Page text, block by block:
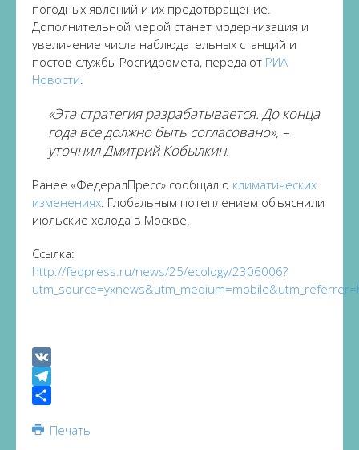
погодных явлений и их предотвращение.
Дополнительной мерой станет модернизация и
увеличение числа наблюдательных станций и
постов службы Росгидромета, передают РИА
Новости.
«Эта стратегия разрабатывается. До конца
года все должно быть согласовано», –
уточнил Дмитрий Кобылкин.
Ранее «ФедералПресс» сообщал о климатических
изменениях. Глобальным потеплением объяснили
июльские холода в Москве.
Ссылка:
http://fedpress.ru/news/25/ecology/2306006?
VK
Telegram
Печать